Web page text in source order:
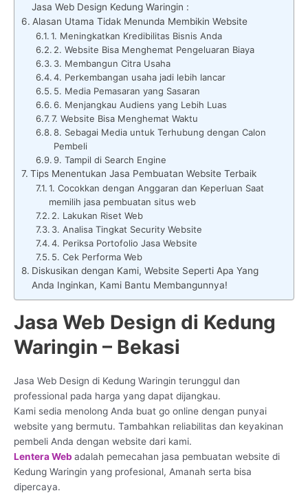
Jasa Web Design Kedung Waringin :
Alasan Utama Tidak Menunda Membikin Website
1. Meningkatkan Kredibilitas Bisnis Anda
2. Website Bisa Menghemat Pengeluaran Biaya
3. Membangun Citra Usaha
4. Perkembangan usaha jadi lebih lancar
5. Media Pemasaran yang Sasaran
6. Menjangkau Audiens yang Lebih Luas
7. Website Bisa Menghemat Waktu
8. Sebagai Media untuk Terhubung dengan Calon
Pembeli
9. Tampil di Search Engine
Tips Menentukan Jasa Pembuatan Website Terbaik
1. Cocokkan dengan Anggaran dan Keperluan Saat
memilih jasa pembuatan situs web
2. Lakukan Riset Web
3. Analisa Tingkat Security Website
4. Periksa Portofolio Jasa Website
5. Cek Performa Web
Diskusikan dengan Kami, Website Seperti Apa Yang
Anda Inginkan, Kami Bantu Membangunnya!
Jasa Web Design di Kedung
Waringin – Bekasi
Jasa Web Design di Kedung Waringin terunggul dan
professional pada harga yang dapat dijangkau.
Kami sedia menolong Anda buat go online dengan punyai
website yang bermutu. Tambahkan reliabilitas dan keyakinan
pembeli Anda dengan website dari kami.
Lentera Web adalah pemecahan jasa pembuatan website di
Kedung Waringin yang profesional, Amanah serta bisa
dipercaya.